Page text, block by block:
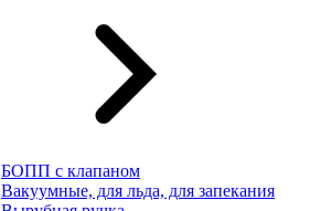
БОПП с клапаном
Вакуумные, для льда, для запекания